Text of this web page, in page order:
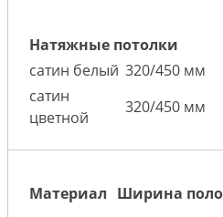
Натяжные потолки
сатин белый 320/450 мм
сатин
цветной
320/450 мм
Материал Ширина